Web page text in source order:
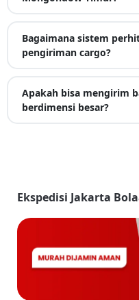
Bagaimana sistem
pengiriman cargo?
Apakah bisa mengirim
berdimensi besar?
Ekspedisi Jakarta